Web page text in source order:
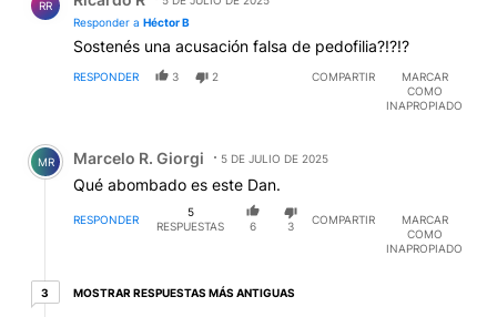
CON EL KIRCHERIO, SI NO HAY NADA MAS ANTIGAY
QUE ELLOS...
RR
Responder a Héctor B
Sostenés una acusación falsa de pedofilia?!?!?
RESPONDER 3 2 COMPARTIR
MARCAR
COMO
INAPROPIADO
Comentario de Marcelo R. Giorgi.
MR Marcelo R. Giorgi 5 DE JULIO DE 2025
Qué abombado es este Dan.
RESPONDER
5
RESPUESTAS
6 3
COMPARTIR
MARCAR
COMO
INAPROPIADO
33 respuestas más antiguas
MOSTRAR RESPUESTAS MÁS ANTIGUAS